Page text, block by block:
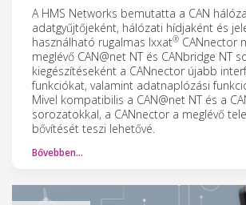
A HMS Networks bemutatta a CAN
adatgyűjtőjeként, hálózati hídjaként és
használható rugalmas Ixxat® CANnector
meglévő CAN@net NT és CANbridge NT
kiegészítéseként a CANnector újabb
funkciókat, valamint adatnaplózási
Mivel kompatibilis a CAN@net NT és a
sorozatokkal, a CANnector a meglévő
bővítését teszi lehetővé.
Bővebben…